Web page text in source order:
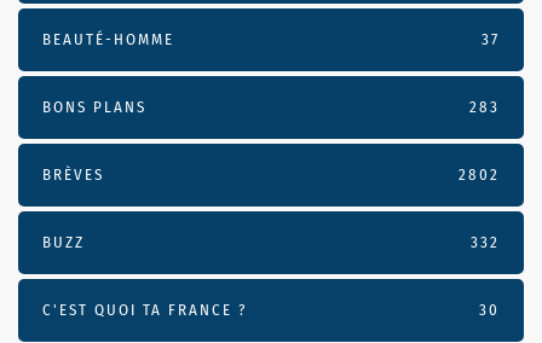
BEAUTÉ-HOMME 37
BONS PLANS 283
BRÈVES 2802
BUZZ 332
C'EST QUOI TA FRANCE ? 30